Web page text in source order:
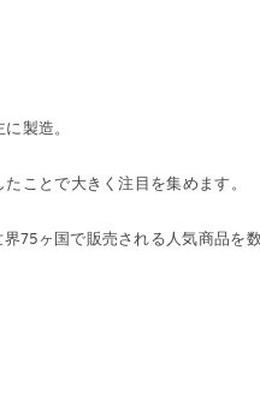
製造。
ことで大きく注目を集めます。
75ヶ国で販売される人気商品を